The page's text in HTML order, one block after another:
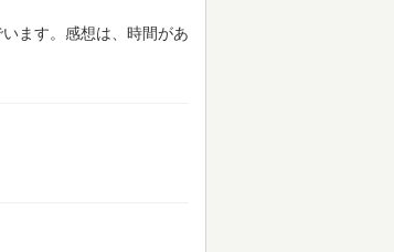
ます。感想は、時間があ